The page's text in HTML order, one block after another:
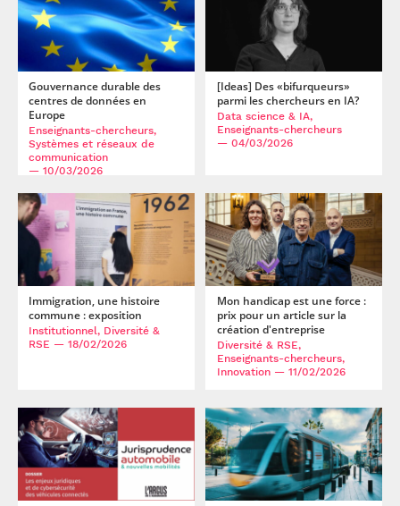
Gouvernance durable des
centres de données en
Europe
Enseignants-chercheurs,
Systèmes et réseaux de
communication
— 10/03/2026
[Ideas] Des «bifurqueurs»
parmi les chercheurs en IA?
Data science & IA,
Enseignants-chercheurs
— 04/03/2026
Immigration, une histoire
commune : exposition
Institutionnel, Diversité &
RSE — 18/02/2026
Mon handicap est une force :
prix pour un article sur la
création d'entreprise
Diversité & RSE,
Enseignants-chercheurs,
Innovation— 11/02/2026